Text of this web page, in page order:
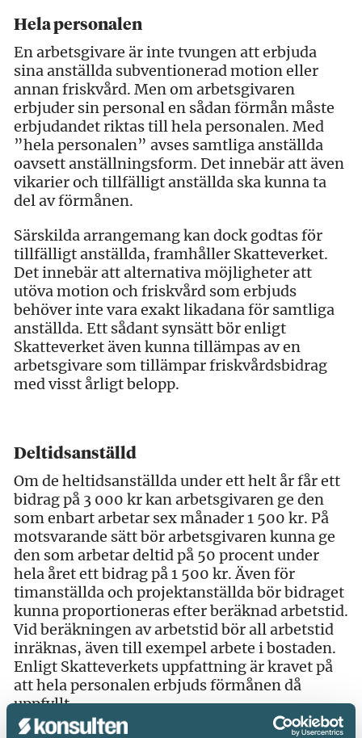
Hela personalen
En arbetsgivare är inte tvungen att erbjuda
sina anställda subventionerad motion eller
annan friskvård. Men om arbetsgivaren
erbjuder sin personal en sådan förmån måste
erbjudandet riktas till hela personalen. Med
”hela personalen” avses samtliga anställda
oavsett anställningsform. Det innebär att även
vikarier och tillfälligt anställda ska kunna ta
del av förmånen.
Särskilda arrangemang kan dock godtas för
tillfälligt anställda, framhåller Skatteverket.
Det innebär att alternativa möjligheter att
utöva motion och friskvård som erbjuds
behöver inte vara exakt likadana för samtliga
anställda. Ett sådant synsätt bör enligt
Skatteverket även kunna tillämpas av en
arbetsgivare som tillämpar friskvårdsbidrag
med visst årligt belopp.
Deltidsanställd
Om de heltidsanställda under ett helt år får ett
bidrag på 3 000 kr kan arbetsgivaren ge den
som enbart arbetar sex månader 1 500 kr. På
motsvarande sätt bör arbetsgivaren kunna ge
den som arbetar deltid på 50 procent under
hela året ett bidrag på 1 500 kr. Även för
timanställda och projektanställda bör bidraget
kunna proportioneras efter beräknad arbetstid.
Vid beräkningen av arbetstid bör all arbetstid
inräknas, även till exempel arbete i bostaden.
Enligt Skatteverkets uppfattning är kravet på
att hela personalen erbjuds förmånen då
uppfyllt.